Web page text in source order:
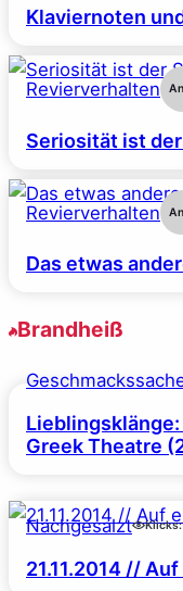
Klaviernoten
Revierverhalten
Seriosität ist
Revierverhalten
Das etwas
Brandheiß
Greek Theatre
Nachgesalzt Klicks:
21.11.2014 //